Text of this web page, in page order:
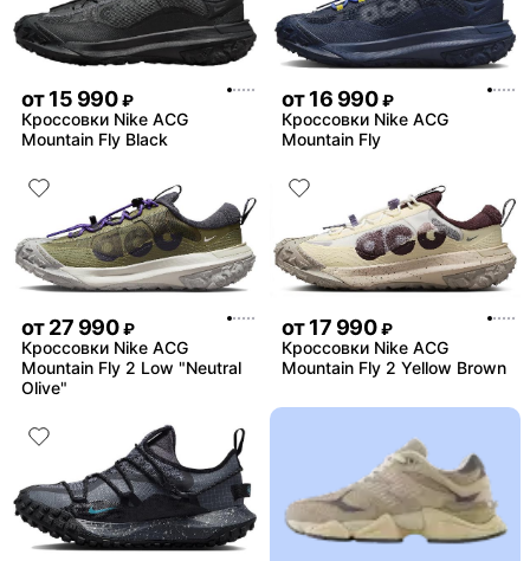
от15 990 ₽
Кроссовки Nike ACG
Mountain Fly Black
от16 990 ₽
Кроссовки Nike ACG
Mountain Fly
от27 990 ₽
Кроссовки Nike ACG
Mountain Fly 2 Low "Neutral
Olive"
от17 990 ₽
Кроссовки Nike ACG
Mountain Fly 2 Yellow Brown